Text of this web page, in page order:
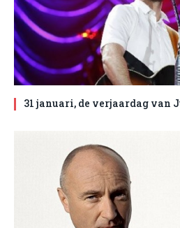
31 januari, de verjaardag van